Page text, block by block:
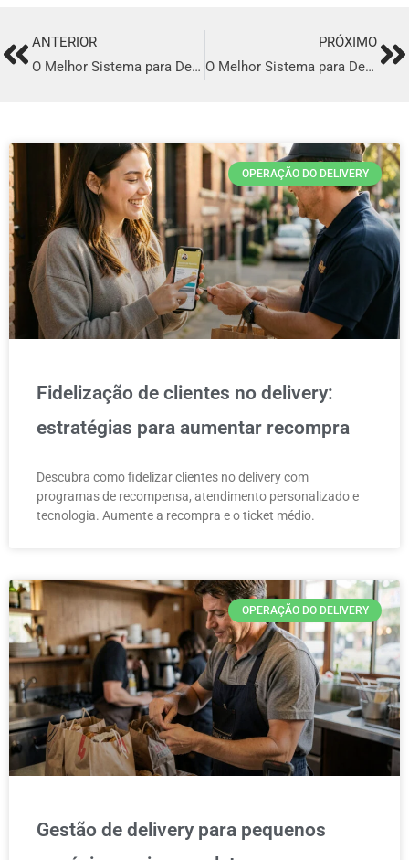
PrevANTERIOR
O Melhor Sistema para Delivery em Russas
PRÓXIMO
O Melhor Sistema para Delivery em Macaíba
OPERAÇÃO DO DELIVERY
Fidelização de clientes no delivery:
estratégias para aumentar recompra
Descubra como fidelizar clientes no delivery com
programas de recompensa, atendimento personalizado e
tecnologia. Aumente a recompra e o ticket médio.
OPERAÇÃO DO DELIVERY
Gestão de delivery para pequenos